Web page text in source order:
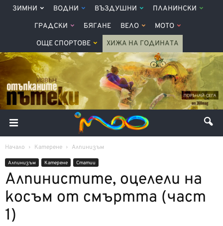
ЗИМНИ ВОДНИ ВЪЗДУШНИ ПЛАНИНСКИ
ГРАДСКИ БЯГАНЕ ВЕЛО МОТО
ОЩЕ СПОРТОВЕ ХИЖА НА ГОДИНАТА
Начало Катерене Алпинизъм
Алпинизъм Катерене Статии
Алпинистите, оцелели на
косъм от смъртта (част
1)